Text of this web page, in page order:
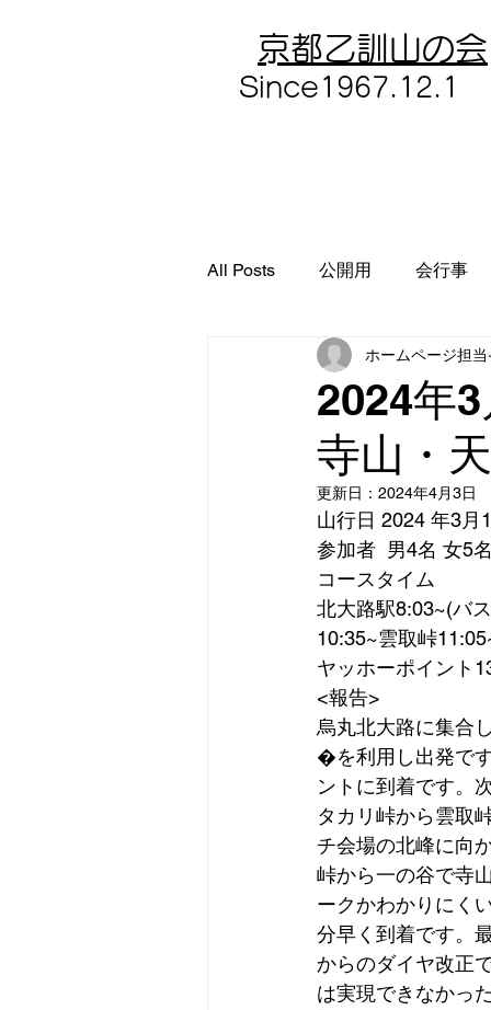
​京都乙訓山の会
​Since1967.12.1
All Posts 公開用 会行事
2024年
寺山・
ホームページ担当
更新日： 2024年4月3日
山行日 2024 年3月
参加者  男4名 女5
コースタイム
北大路駅8:03~(バ
10:35~雲取峠
ヤッホーポイント
<報告>
烏丸北大路に集合
�を利用し出発で
ントに到着です。
タカリ峠から雲取
チ会場の北峰に向
峠から一の谷で寺
ークかわかりにく
分早く到着です。
からのダイヤ改正
は実現できなかっ